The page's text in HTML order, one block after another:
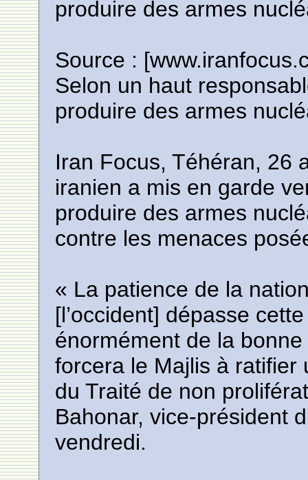
produire des armes
Source :
Selon un haut
produire des armes
Iran Focus, Téhéran, 26
iranien a mis en garde
produire des armes
contre les menaces
« La patience de la
[l’occident] dépasse
énormément de la
forcera le Majlis à ratifier
du Traité de non
Bahonar, vice-président
vendredi.